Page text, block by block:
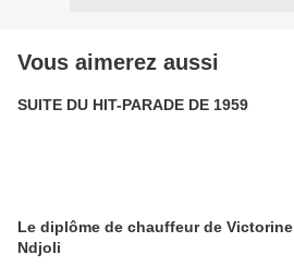
Vous aimerez aussi
SUITE DU HIT-PARADE DE 1959
Le diplôme de chauffeur de Victorine
Ndjoli